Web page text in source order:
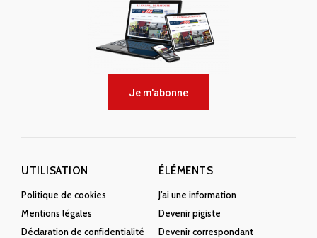
Je m'abonne
UTILISATION
Politique de cookies
Mentions légales
Déclaration de confidentialité
ÉLÉMENTS
J’ai une information
Devenir pigiste
Devenir correspondant